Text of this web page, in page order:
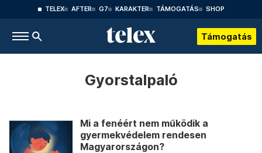
TELEX AFTER G7 KARAKTER TÁMOGATÁS SHOP
Támogatás
Gyorstalpaló
Mi a fenéért nem működik a
gyermekvédelem rendesen
Magyarországon?